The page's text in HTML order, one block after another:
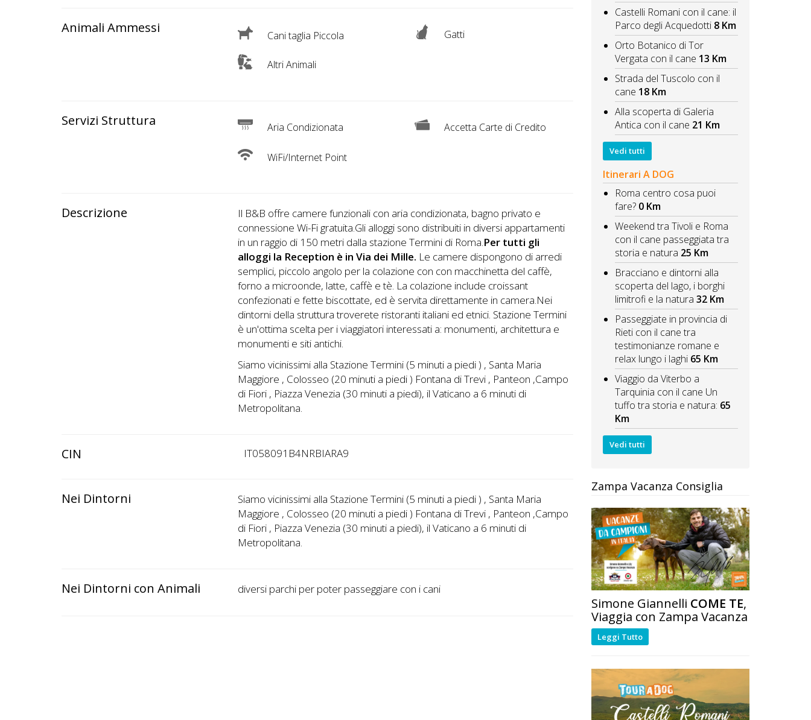
Animali Ammessi Cani taglia Piccola Gatti
Altri Animali
Servizi Struttura Aria Condizionata Accetta Carte di Credito
WiFi/Internet Point
Descrizione
Il B&B offre camere funzionali con aria condizionata, bagno privato e
connessione Wi-Fi gratuita.Gli alloggi sono distribuiti in diversi appartamenti
in un raggio di 150 metri dalla stazione Termini di Roma.Per tutti gli
alloggi la Reception è in Via dei Mille. Le camere dispongono di arredi
semplici, piccolo angolo per la colazione con con macchinetta del caffè,
forno a microonde, latte, caffè e tè. La colazione include croissant
confezionati e fette biscottate, ed è servita direttamente in camera.Nei
dintorni della struttura troverete ristoranti italiani ed etnici. Stazione Termini
è un'ottima scelta per i viaggiatori interessati a: monumenti, architettura e
monumenti e siti antichi.
Siamo vicinissimi alla Stazione Termini (5 minuti a piedi ) , Santa Maria
Maggiore , Colosseo (20 minuti a piedi ) Fontana di Trevi , Panteon ,Campo
di Fiori , Piazza Venezia (30 minuti a piedi), il Vaticano a 6 minuti di
Metropolitana.
CIN IT058091B4NRBIARA9
Nei Dintorni
Siamo vicinissimi alla Stazione Termini (5 minuti a piedi ) , Santa Maria
Maggiore , Colosseo (20 minuti a piedi ) Fontana di Trevi , Panteon ,Campo
di Fiori , Piazza Venezia (30 minuti a piedi), il Vaticano a 6 minuti di
Metropolitana.
Nei Dintorni con Animali diversi parchi per poter passeggiare con i cani
Castelli Romani con il cane: il
Parco degli Acquedotti 8 Km
Orto Botanico di Tor
Vergata con il cane 13 Km
Strada del Tuscolo con il
cane 18 Km
Alla scoperta di Galeria
Antica con il cane 21 Km
Vedi tutti
Itinerari A DOG
Roma centro cosa puoi
fare? 0 Km
Weekend tra Tivoli e Roma
con il cane passeggiata tra
storia e natura 25 Km
Bracciano e dintorni alla
scoperta del lago, i borghi
limitrofi e la natura 32 Km
Passeggiate in provincia di
Rieti con il cane tra
testimonianze romane e
relax lungo i laghi 65 Km
Viaggio da Viterbo a
Tarquinia con il cane Un
tuffo tra storia e natura: 65
Km
Vedi tutti
Zampa Vacanza Consiglia
Simone Giannelli COME TE,
Viaggia con Zampa Vacanza
Leggi Tutto